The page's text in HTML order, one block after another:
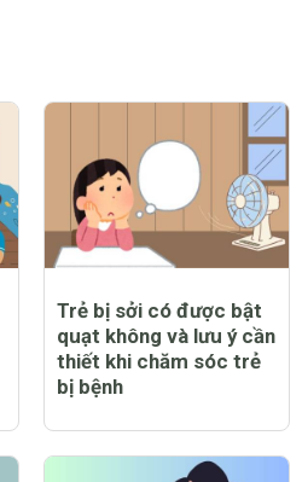
Trẻ bị sởi có được bật
quạt không và lưu ý cần
thiết khi chăm sóc trẻ
bị bệnh